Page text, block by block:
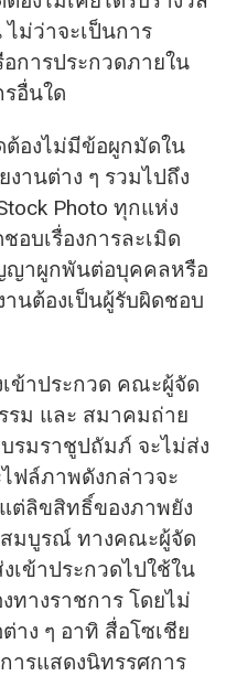
ม่ว่าจะเป็นการ
การประกวดภายใน
อื่นใด
ต้องไม่มีข้อผูกมัดใน
านต่าง ๆ รวมไปถึง
Photo ทุกแห่ง
บเรื่องการละเมิด
ญาผูกพันต่อบุคคลหรือ
านต้องเป็นผู้รับผิดชอบ
ข้าประกวด คณะผู้จัด
รม และ สมาคมถ่าย
รมราชูปถัมภ์ จะไม่ส่ง
ฟล์ภาพดังกล่าวจะ
ต่ลิขสิทธิ์ของภาพยัง
สมบูรณ์ ทางคณะผู้จัด
ข้าประกวดไปใช้ใน
ทางราชการ โดยไม่
าง ๆ อาทิ สื่อโซเชีย
ารแสดงนิทรรศการ